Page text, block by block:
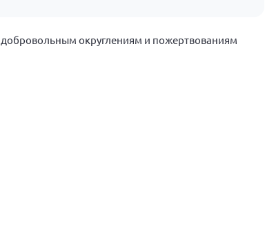
округлениям и пожертвованиям